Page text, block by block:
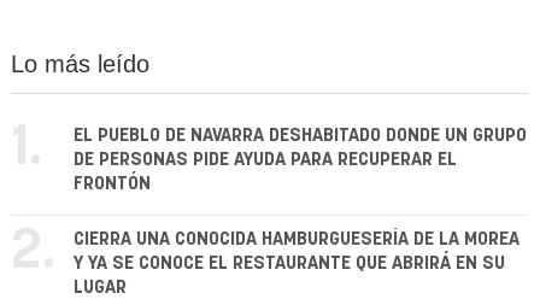
Lo más leído
1.
EL PUEBLO DE NAVARRA DESHABITADO DONDE UN GRUPO
DE PERSONAS PIDE AYUDA PARA RECUPERAR EL
FRONTÓN
2.
CIERRA UNA CONOCIDA HAMBURGUESERÍA DE LA MOREA
Y YA SE CONOCE EL RESTAURANTE QUE ABRIRÁ EN SU
LUGAR